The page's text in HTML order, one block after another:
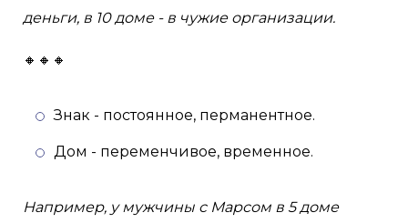
деньги, в 10 доме - в чужие организации.
🔸🔸🔸
Знак - постоянное, перманентное.
Дом - переменчивое, временное.
Например, у мужчины с Марсом в 5 доме